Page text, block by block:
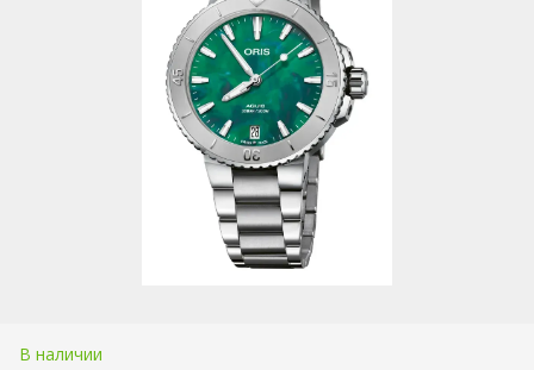
В наличии